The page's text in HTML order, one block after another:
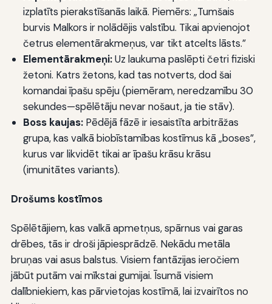
izplatīts pierakstīšanās laikā. Piemērs: „Tumšais
burvis Malkors ir nolādējis valstību. Tikai apvienojot
četrus elementārakmeņus, var tikt atcelts lāsts.”
Elementārakmeņi:Uz laukuma paslēpti četri fiziski
žetoni. Katrs žetons, kad tas notverts, dod šai
komandai īpašu spēju (piemēram, neredzamību 30
sekundes—spēlētāju nevar nošaut, ja tie stāv).
Boss kaujas:Pēdējā fāzē ir iesaistīta arbitrāžas
grupa, kas valkā biobīstamības kostīmus kā „boses”,
kurus var likvidēt tikai ar īpašu krāsu krāsu
(imunitātes variants).
Drošums kostīmos
Spēlētājiem, kas valkā apmetņus, spārnus vai garas
drēbes, tās ir droši jāpiesprādzē. Nekādu metāla
bruņas vai asus balstus. Visiem fantāzijas ieročiem
jābūt putām vai mīkstai gumijai. Īsumā visiem
dalībniekiem, kas pārvietojas kostīmā, lai izvairītos no